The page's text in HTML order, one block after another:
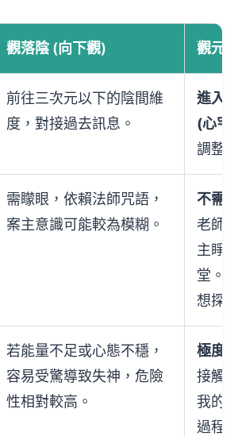
觀落陰 (向下觀) 觀元
前往三次元以下的陰間維
度，對接過去訊息。
進入
(心宅)
調整
需矇眼，依賴法師咒語，
案主意識可能較為模糊。
不需
老師
主睜
堂。
想探
若能量不足或心態不穩，
容易受驚導致失神，危險
性相對較高。
極度
接觸
我的
過程